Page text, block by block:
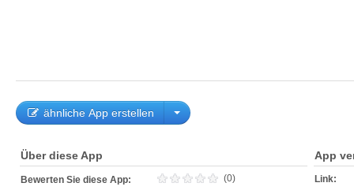
ähnliche App erstellen
Über diese App
Bewerten Sie diese App: (0)
App
Link: